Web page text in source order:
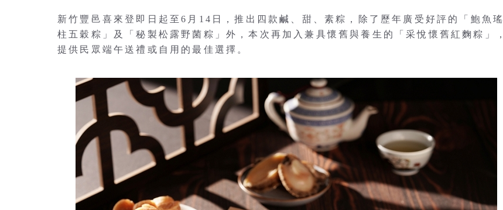
新竹豐邑喜來登即日起至6月14日，推出四款鹹、甜、素粽，除了歷年廣受好評的「鮑魚瑤
柱五穀粽」及「秘製松露野菌粽」外，本次再加入兼具懷舊與養生的「采悅懷舊紅麴粽」，
提供民眾端午送禮或自用的最佳選擇。